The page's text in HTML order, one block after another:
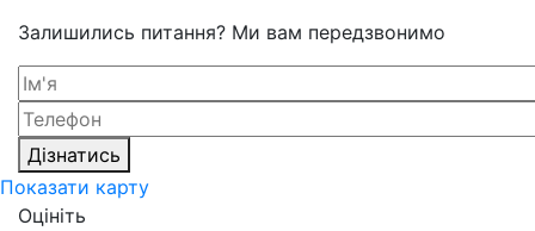
Залишились питання? Ми вам передзвонимо
Дізнатись
Показати карту
Оцініть